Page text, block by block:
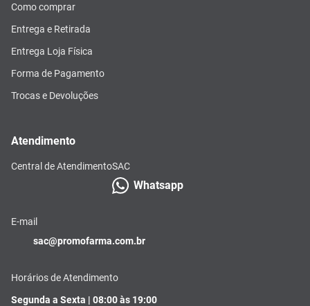
Como comprar
Entrega e Retirada
Entrega Loja Física
Forma de Pagamento
Trocas e Devoluções
Atendimento
Central de AtendimentoSAC
Whatsapp
E-mail
sac@promofarma.com.br
Horários de Atendimento
Segunda a Sexta | 08:00 às 19:00